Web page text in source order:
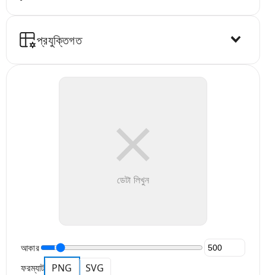
প্রযুক্তিগত
ডেটা লিখুন
আকার
ফরম্যাট PNG SVG